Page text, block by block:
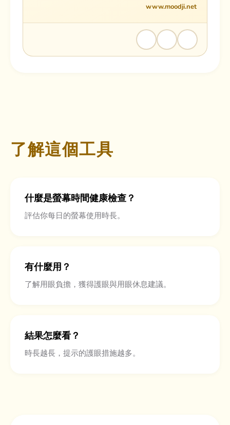
www.moodji.net
了解這個工具
什麼是螢幕時間健康檢查？
評估你每日的螢幕使用時長。
有什麼用？
了解用眼負擔，獲得護眼與用眼休息建議。
結果怎麼看？
時長越長，提示的護眼措施越多。